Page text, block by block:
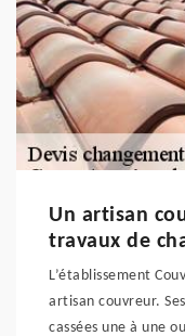
Un artisan
travaux de
L’établissement
artisan couvreur.
cassées une à une